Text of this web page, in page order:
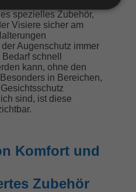
spezielles Zubehör,
Visiere sicher am
Augenschutz immer
schnell
kann, ohne den
in Bereichen,
sind, ist diese
Komfort und
Zubehör